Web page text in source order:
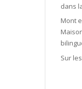
dans
Mont
Sur